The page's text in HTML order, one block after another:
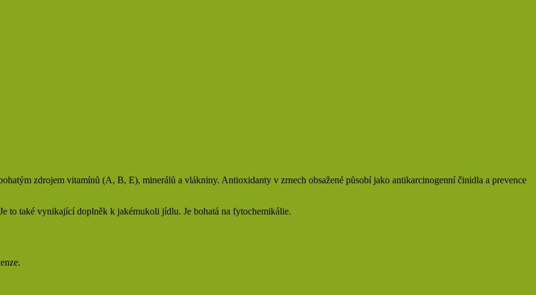
zdrojem vitamínů (A, B, E), minerálů a vlákniny. Antioxidanty v zrnech obsažené působí jako antikarcinogenní činidla a prevence
to také vynikající doplněk k jakémukoli jídlu. Je bohatá na fytochemikálie.